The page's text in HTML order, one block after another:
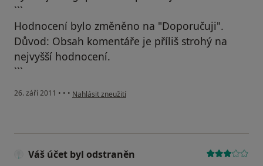
```
Hodnocení bylo změněno na "Doporučuji".
Důvod: Obsah komentáře je příliš strohý na
nejvyšší hodnocení.
```
26. září 2011 • • • podle názoru uživatele Pacient
Nahlásit zneužití
Váš účet byl odstraněn